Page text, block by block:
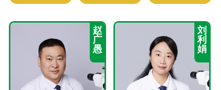
赵
广
愚
刘
利
娟